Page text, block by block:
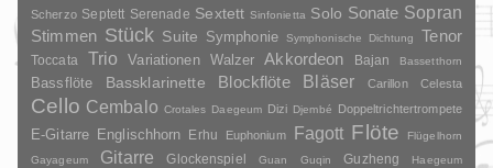
Scherzo Septett Serenade Sextett Sinfonietta Solo Sonate Sopran
Stimmen Stück Suite Symphonie Symphonische Dichtung Tenor
Toccata Trio Variationen Walzer Akkordeon Bajan Bassetthorn
Bassflöte Bassklarinette Blockflöte Bläser Carillon Celesta
Cello Cembalo Crotales Daegeum Dizi Djembé Doppeltrichtertrompete
E-Gitarre Englischhorn Erhu Euphonium Fagott Flöte
Flügelhorn
Gayageum
Gitarre Glockenspiel Guan Guqin Guzheng
Haegeum